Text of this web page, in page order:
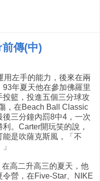
傳(中)
用左手的能力，後來在兩
年夏天他在參加佛羅里
籃，投進五個三分球攻
，在Beach Ball Classic
三分鐘內罰8中4，一次
。Carter開玩笑的說，
是吹薩克斯風，「不
高二升高三的夏天，他
營，在Five-Star、NIKE